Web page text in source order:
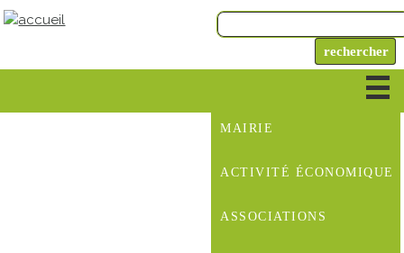
MAIRIE
ACTIVITÉ ÉCONOMIQUE
ASSOCIATIONS